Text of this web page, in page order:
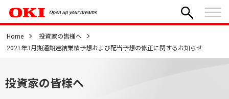
Home
投資家の皆様へ
2021年3月期通期連結業績予想および配当予想の修正に関するお知らせ
投資家の皆様へ